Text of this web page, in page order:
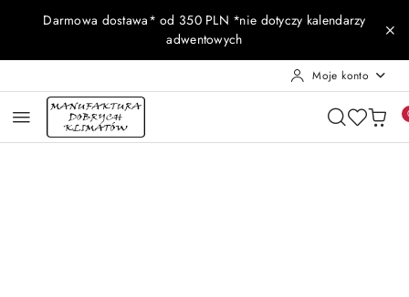
Przejdź do treści głównej
Przejdź do wyszukiwarki
Przejdź do moje konto
Przejdź do menu głównego
Przejdź do opisu produktu
Przejdź do stopki
Darmowa dostawa* od 350 PLN *nie dotyczy kalendarzy
adwentowych
Moje konto